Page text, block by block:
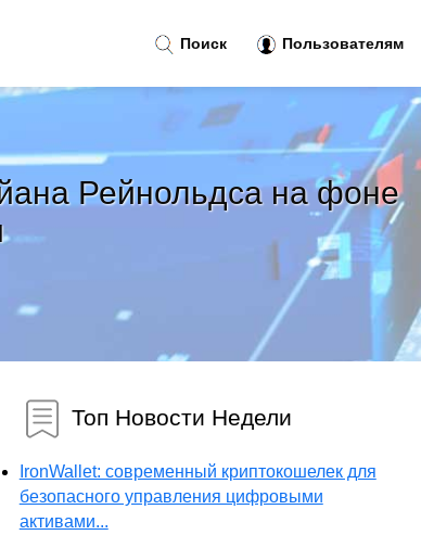
Рейнольдса на фоне
Топ Новости Недели
IronWallet: современный криптокошелек для
безопасного управления цифровыми
активами...
Поиск Пользователям